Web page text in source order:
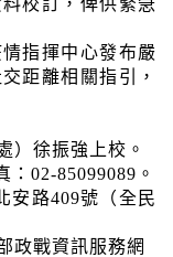
指揮中心發布嚴
距離相關指引，
）徐振強上校。
：02-85099089。
安路409號（全民
政戰資訊服務網